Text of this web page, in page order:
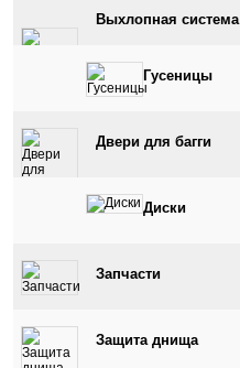
Вынос радиатора и
Выхлопная система
Гусеницы
Двери для багги
Диски
Запчасти
Защита днища